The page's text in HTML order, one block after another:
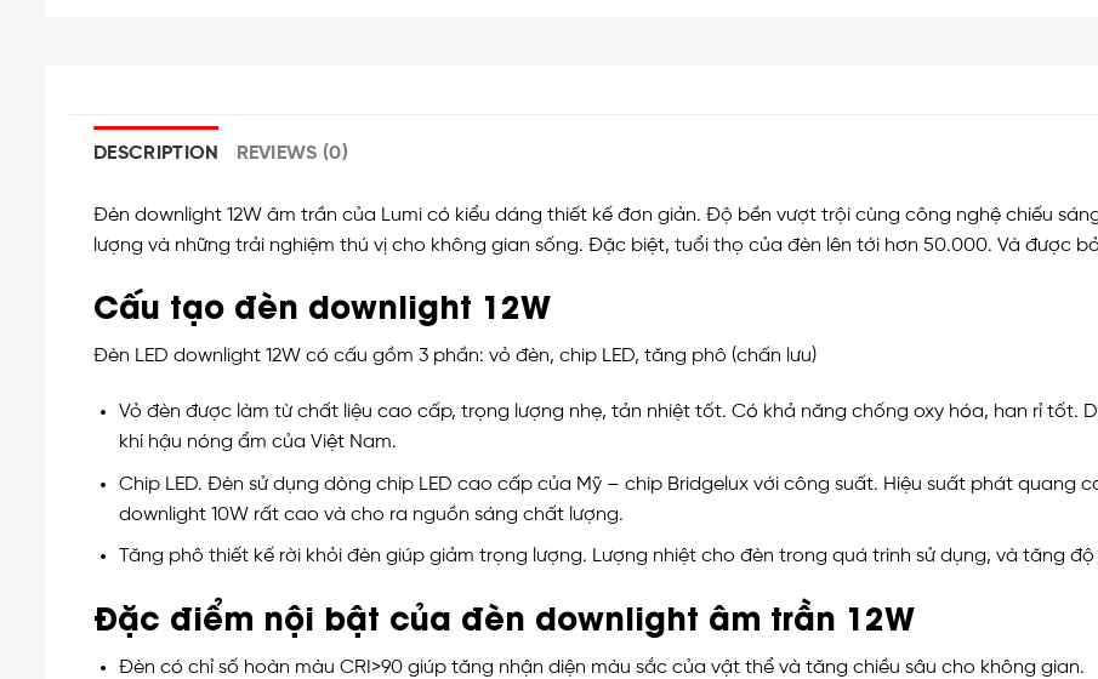
DESCRIPTION REVIEWS (0)
Đèn downlight 12W âm trần của Lumi có kiểu dáng thiết kế đơn giản. Độ bền vượt trội cùng công nghệ chiếu
lượng và những trải nghiệm thú vị cho không gian sống. Đặc biệt, tuổi thọ của đèn lên tới hơn 50.000. Và được
Cấu tạo đèn downlight 12W
Đèn LED downlight 12W có cấu gồm 3 phần: vỏ đèn, chip LED, tăng phô (chấn lưu)
Vỏ đèn được làm từ chất liệu cao cấp, trọng lượng nhẹ, tản nhiệt tốt. Có khả năng chống oxy hóa, han rỉ tốt.
khí hậu nóng ẩm của Việt Nam.
Chip LED. Đèn sử dụng dòng chip LED cao cấp của Mỹ – chip Bridgelux với công suất. Hiệu suất phát quang
downlight 10W rất cao và cho ra nguồn sáng chất lượng.
Tăng phô thiết kế rời khỏi đèn giúp giảm trọng lượng. Lượng nhiệt cho đèn trong quá trình sử dụng, và tăng
Đặc điểm nội bật của đèn downlight âm trần 12W
Đèn có chỉ số hoàn màu CRI>90 giúp tăng nhận diện màu sắc của vật thể và tăng chiều sâu cho không gian.